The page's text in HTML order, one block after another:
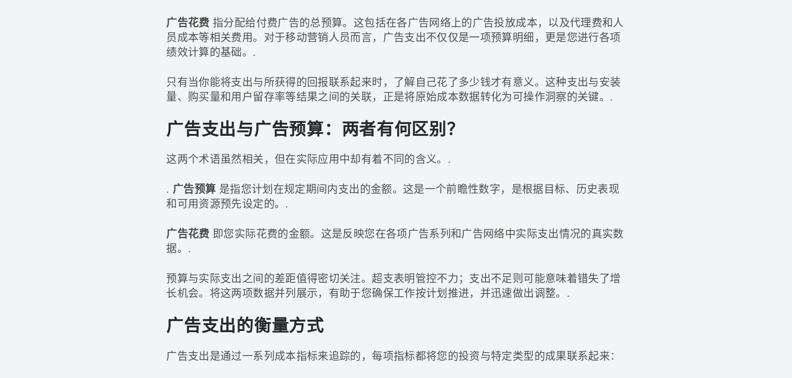
广告花费 指分配给付费广告的总预算。这包括在各广告网络上的广告投放成本，以及代理费和人
员成本等相关费用。对于移动营销人员而言，广告支出不仅仅是一项预算明细，更是您进行各项
绩效计算的基础。.
只有当你能将支出与所获得的回报联系起来时，了解自己花了多少钱才有意义。这种支出与安装
量、购买量和用户留存率等结果之间的关联，正是将原始成本数据转化为可操作洞察的关键。.
广告支出与广告预算：两者有何区别？
这两个术语虽然相关，但在实际应用中却有着不同的含义。.
. 广告预算 是指您计划在规定期间内支出的金额。这是一个前瞻性数字，是根据目标、历史表现
和可用资源预先设定的。.
广告花费 即您实际花费的金额。这是反映您在各项广告系列和广告网络中实际支出情况的真实数
据。.
预算与实际支出之间的差距值得密切关注。超支表明管控不力；支出不足则可能意味着错失了增
长机会。将这两项数据并列展示，有助于您确保工作按计划推进，并迅速做出调整。.
广告支出的衡量方式
广告支出是通过一系列成本指标来追踪的，每项指标都将您的投资与特定类型的成果联系起来：